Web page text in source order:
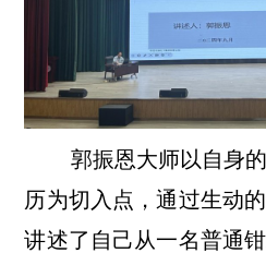
郭振恩大师以自身的
历为切入点，通过生动
讲述了自己从一名普通